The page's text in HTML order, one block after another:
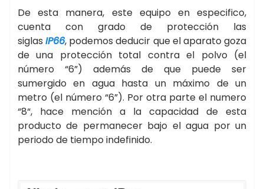
De esta manera, este equipo en especifico,
cuenta con grado de protección las
siglasIP66, podemos deducir que el aparato goza
de una protección total contra el polvo (el
número “6”) además de que puede ser
sumergido en agua hasta un máximo de un
metro (el número “6”). Por otra parte el numero
“8“, hace mención a la capacidad de esta
producto de permanecer bajo el agua por un
periodo de tiempo indefinido.